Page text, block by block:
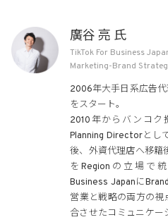
廣谷 亮 氏
TikTok For Business
Marketing-Brand
2006年大手日系広告
をスタート。
2010年からバンコク
Planning Directorとし
後、外資代理店へ移籍
をRegionの立場で
Business Japanに
営業と戦略の両方の
合させたコミュニケー